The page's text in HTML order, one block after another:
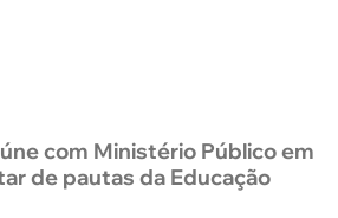
com Ministério Público em
de pautas da Educação